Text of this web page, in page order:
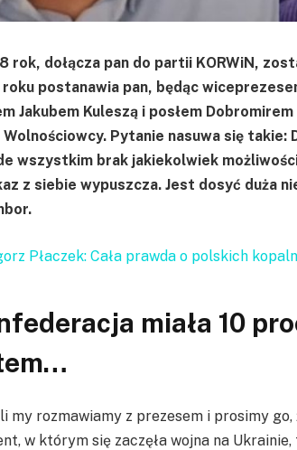
rok, dołącza pan do partii KORWiN,
postanawia pan, będąc
Jakubem Kuleszą i posłem
Pytanie nasuwa się takie:
wszystkim brak jakiekolwiek
z siebie wypuszcza. Jest dosyć duża
Płaczek: Cała prawda o polskich
miała 10
my rozmawiamy z prezesem i prosimy
w którym się zaczęła wojna na